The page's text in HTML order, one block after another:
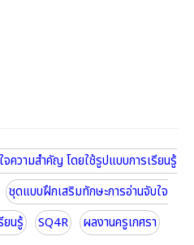
ความสำคัญ โดยใช้รูปแบบการเรียนรู้
ชุดแบบฝึกเสริมทักษะการอ่านจับใจ
ยนรู้ SQ4R
ผลงานครูเกศรา